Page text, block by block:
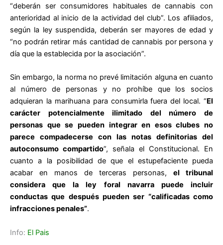
“deberán ser consumidores habituales de cannabis con
anterioridad al inicio de la actividad del club”. Los afiliados,
según la ley suspendida, deberán ser mayores de edad y
“no podrán retirar más cantidad de cannabis por persona y
día que la establecida por la asociación”.
Sin embargo, la norma no prevé limitación alguna en cuanto
al número de personas y no prohíbe que los socios
adquieran la marihuana para consumirla fuera del local. “El
carácter potencialmente ilimitado del número de
personas que se pueden integrar en esos clubes no
parece compadecerse con las notas definitorias del
autoconsumo compartido”, señala el Constitucional. En
cuanto a la posibilidad de que el estupefaciente pueda
acabar en manos de terceras personas, el tribunal
considera que la ley foral navarra puede incluir
conductas que después pueden ser “calificadas como
infracciones penales”.
Info: El Pais